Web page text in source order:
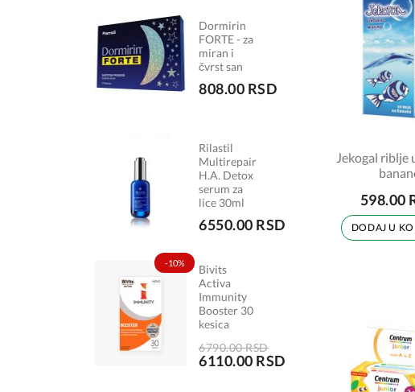
Dormirin
FORTE - za
miran i
čvrst san
808.00 RSD
Rilastil
Multirepair
H.A. Detox
serum za
lice 30ml
6550.00 RSD
-10%
Bivits
Activa
Immunity
Booster 30
kesica
6790.00 RSD
6110.00 RSD
Jekogal riblje
598.00
DODAJ U